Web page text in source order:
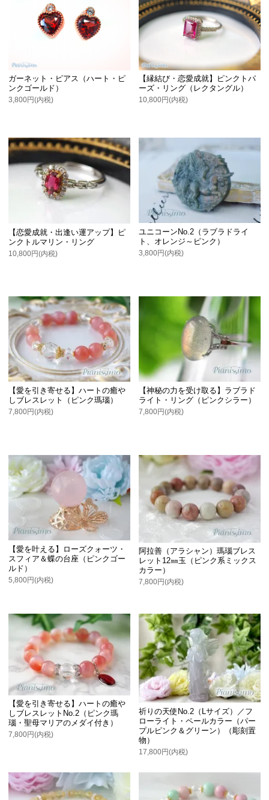
ガーネット・ピアス（ハート・ピ
ンクゴールド）
3,800円(内税)
【縁結び・恋愛成就】ピンクトパ
ーズ・リング（レクタングル）
10,800円(内税)
【恋愛成就・出逢い運アップ】ピ
ンクトルマリン・リング
10,800円(内税)
ユニコーンNo.2（ラブラドライ
ト、オレンジ～ピンク）
3,800円(内税)
【愛を引き寄せる】ハートの癒や
しブレスレット（ピンク瑪瑙）
7,800円(内税)
【神秘の力を受け取る】ラブラド
ライト・リング（ピンクシラー）
7,800円(内税)
【愛を叶える】ローズクォーツ・
スフィア＆蝶の台座（ピンクゴー
ルド）
5,800円(内税)
阿拉善（アラシャン）瑪瑙ブレス
レット12㎜玉（ピンク系ミックス
カラー）
7,800円(内税)
【愛を引き寄せる】ハートの癒や
しブレスレットNo.2（ピンク瑪
瑙・聖母マリアのメダイ付き）
7,800円(内税)
祈りの天使No.2（Lサイズ）／フ
ローライト・ペールカラー（パー
プルピンク＆グリーン）（彫刻置
物）
17,800円(内税)